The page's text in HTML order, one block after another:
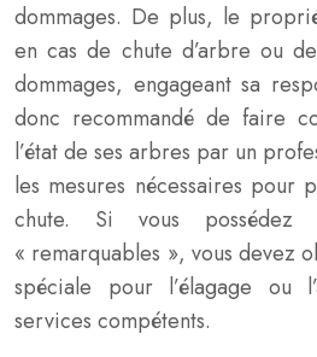
dommages. De plus, le
en cas de chute d’arbre ou
dommages, engageant sa
donc recommandé de faire
l’état de ses arbres par un
les mesures nécessaires pour
chute. Si vous possédez
« remarquables », vous devez
spéciale pour l’élagage ou
services compétents.